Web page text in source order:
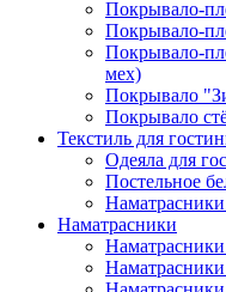
Покрывало-
Покрывало-
Покрывало-
мех)
Покрывало
Покрывало
Текстиль для
Одеяла для
Постельное
Наматрасники
Наматрасники